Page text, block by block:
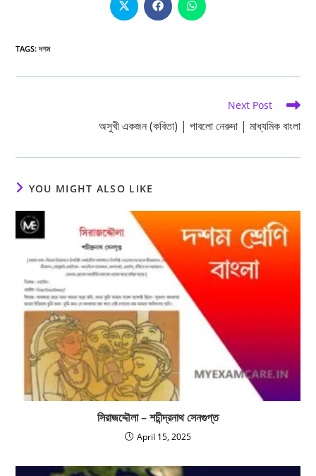
CONTENT
Opens
in
Opens
in
Opens
in
TAGS:দশম
Next Post
অসুখী একজন (কবিতা) | পাবলো নেরুদা | মাধ্যমিক বাংলা
YOU MIGHT ALSO LIKE
সিরাজদ্দৌলা – শচীন্দ্রনাথ সেনগুপ্ত
April 15, 2025